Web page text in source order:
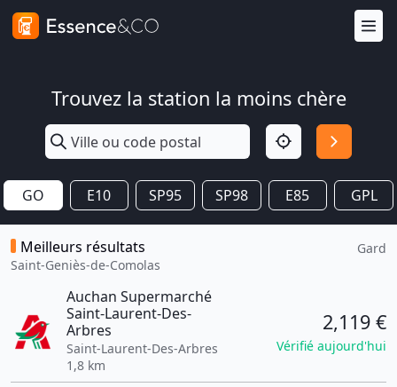
Trouvez la station la moins chère
GO E10 SP95 SP98 E85 GPL
Meilleurs résultats
Saint-Geniès-de-Comolas
Gard
Auchan Supermarché
Saint-Laurent-Des-
Arbres
Saint-Laurent-Des-Arbres
1,8 km
2,119 €
Vérifié aujourd'hui